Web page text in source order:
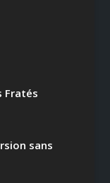
Fratés
sans